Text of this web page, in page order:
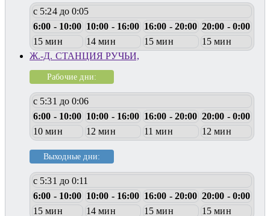
с 5:24 до 0:05
6:00 - 10:00 10:00 - 16:00 16:00 - 20:00 20:00 - 0:00
15 мин
14 мин 15 мин
15 мин
Ж.-Д. СТАНЦИЯ РУЧЬИ,
Рабочие дни:
с 5:31 до 0:06
6:00 - 10:00 10:00 - 16:00 16:00 - 20:00 20:00 - 0:00
10 мин
12 мин 11 мин 12 мин
Выходные дни:
с 5:31 до 0:11
6:00 - 10:00 10:00 - 16:00 16:00 - 20:00 20:00 - 0:00
15 мин
14 мин 15 мин
15 мин